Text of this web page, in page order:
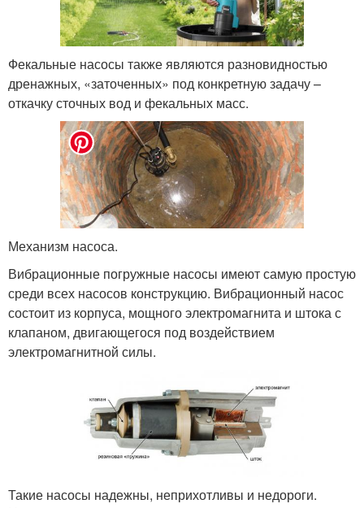
Фекальные насосы также являются разновидностью
дренажных, «заточенных» под конкретную задачу –
откачку сточных вод и фекальных масс.
Механизм насоса.
Вибрационные погружные насосы имеют самую простую
среди всех насосов конструкцию. Вибрационный насос
состоит из корпуса, мощного электромагнита и штока с
клапаном, двигающегося под воздействием
электромагнитной силы.
Такие насосы надежны, неприхотливы и недороги.